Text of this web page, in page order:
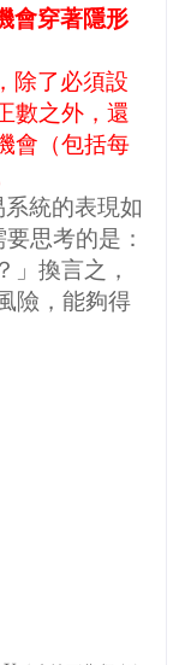
會穿著隱形
除了必須設
數之外，還
會（包括每
統的表現如
思考的是：
」換言之，
險，能夠得